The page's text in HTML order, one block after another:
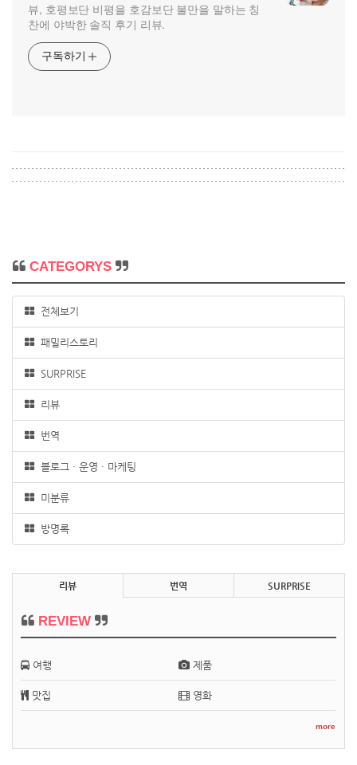
뷰, 호평보단 비평을 호감보단 불만을 말하는 칭
찬에 야박한 솔직 후기 리뷰.
구독하기
CATEGORYS
전체보기
패밀리스토리
SURPRISE
리뷰
번역
블로그 · 운영 · 마케팅
미분류
방명록
리뷰 번역 SURPRISE
REVIEW
여행 제품
맛집 영화
more